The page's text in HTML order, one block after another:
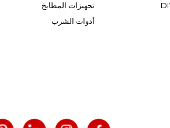
تجهيزات المطابخ
أدوات الشرب